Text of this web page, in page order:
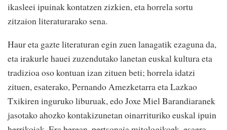
ikasleei ipuinak kontatzen zizkien, eta horrela sortu
zitzaion literaturarako sena.
Haur eta gazte literaturan egin zuen lanagatik ezaguna da,
eta irakurle hauei zuzendutako lanetan euskal kultura eta
tradizioa oso kontuan izan zituen beti; horrela idatzi
zituen, esaterako, Pernando Amezketarra eta Lazkao
Txikiren inguruko liburuak, edo Joxe Miel Barandiaranek
jasotako ahozko kontakizunetan oinarrituriko euskal ipuin